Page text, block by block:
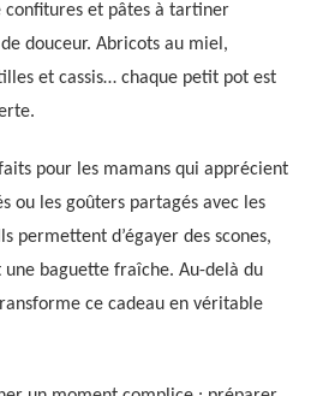
confitures et pâtes à tartiner
douceur. Abricots au miel,
et cassis… chaque petit pot est
pour les mamans qui apprécient
ou les goûters partagés avec les
permettent d’égayer des scones,
baguette fraîche. Au-delà du
ce cadeau en véritable